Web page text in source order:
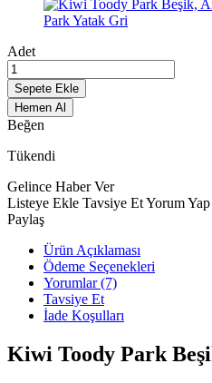
Adet
Sepete Ekle
Hemen Al
Beğen
Tükendi
Gelince Haber Ver
Listeye Ekle Tavsiye EtYorum Yap
Paylaş
Ürün Açıklaması
Ödeme Seçenekleri
Yorumlar (7)
Tavsiye Et
İade Koşulları
Kiwi Toody Park